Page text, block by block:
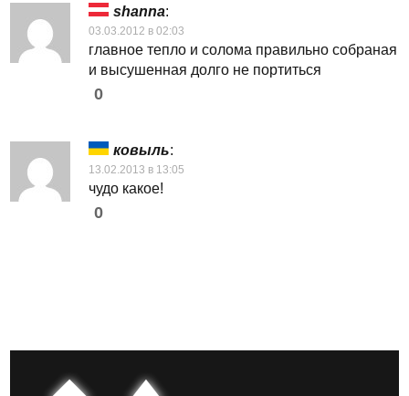
shanna:
03.03.2012 в 02:03
главное тепло и солома правильно собраная
и высушенная долго не портиться
0
ковыль:
13.02.2013 в 13:05
чудо какое!
0